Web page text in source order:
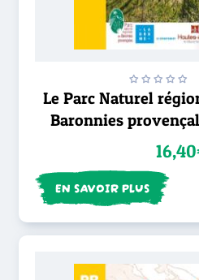
Le Parc Naturel
Baronnies
pied
EN SAVOIR PLUS